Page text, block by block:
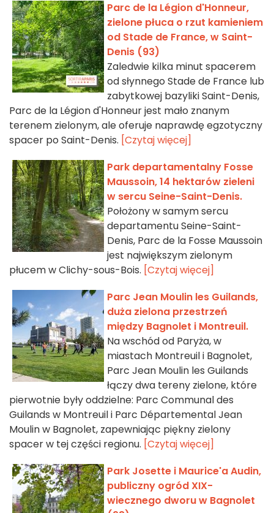
Parc de la Légion d'Honneur,
zielone płuca o rzut kamieniem
od Stade de France, w Saint-
Denis (93)
Zaledwie kilka minut spacerem
od słynnego Stade de France lub
zabytkowej bazyliki Saint-Denis,
Parc de la Légion d'Honneur jest mało znanym
terenem zielonym, ale oferuje naprawdę egzotyczny
spacer po Saint-Denis. [Czytaj więcej]
Park departamentalny Fosse
Maussoin, 14 hektarów zieleni
w sercu Seine-Saint-Denis.
Położony w samym sercu
departamentu Seine-Saint-
Denis, Parc de la Fosse Maussoin
jest największym zielonym
płucem w Clichy-sous-Bois. [Czytaj więcej]
Parc Jean Moulin les Guilands,
duża zielona przestrzeń
między Bagnolet i Montreuil.
Na wschód od Paryża, w
miastach Montreuil i Bagnolet,
Parc Jean Moulin les Guilands
łączy dwa tereny zielone, które
pierwotnie były oddzielne: Parc Communal des
Guilands w Montreuil i Parc Départemental Jean
Moulin w Bagnolet, zapewniając piękny zielony
spacer w tej części regionu. [Czytaj więcej]
Park Josette i Maurice'a Audin,
publiczny ogród XIX-
wiecznego dworu w Bagnolet